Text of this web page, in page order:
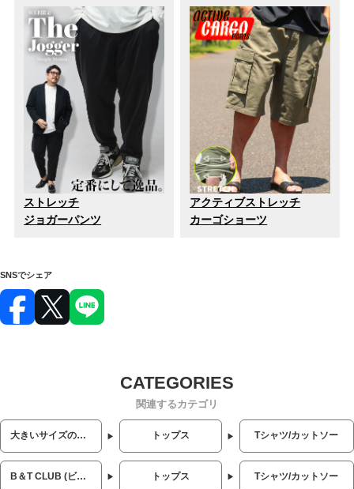
ストレッチ
ジョガーパンツ
アクティブストレッチ
カーゴショーツ
SNSでシェア
関連するカテゴリ
大きいサイズのメンズ服 トップス Tシャツ/カットソー
B＆T CLUB (ビーアンドティークラブ) トップス Tシャツ/カットソー